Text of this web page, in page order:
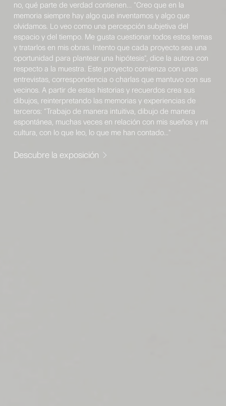
no, qué parte de verdad contienen… “Creo que en la
memoria siempre hay algo que inventamos y algo que
olvidamos. Lo veo como una percepción subjetiva del
espacio y del tiempo. Me gusta cuestionar todos estos temas
y tratarlos en mis obras. Intento que cada proyecto sea una
oportunidad para plantear una hipótesis", dice la autora con
respecto a la muestra. Este proyecto comienza con unas
entrevistas, correspondencia o charlas que mantuvo con sus
vecinos. A partir de estas historias y recuerdos crea sus
dibujos, reinterpretando las memorias y experiencias de
terceros: “Trabajo de manera intuitiva, dibujo de manera
espontánea, muchas veces en relación con mis sueños y mi
cultura, con lo que leo, lo que me han contado..."
Descubre la exposición